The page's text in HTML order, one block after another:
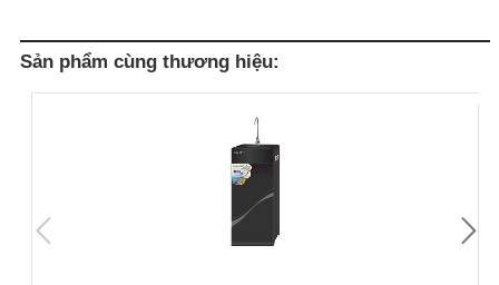
Sản phẩm cùng thương hiệu: